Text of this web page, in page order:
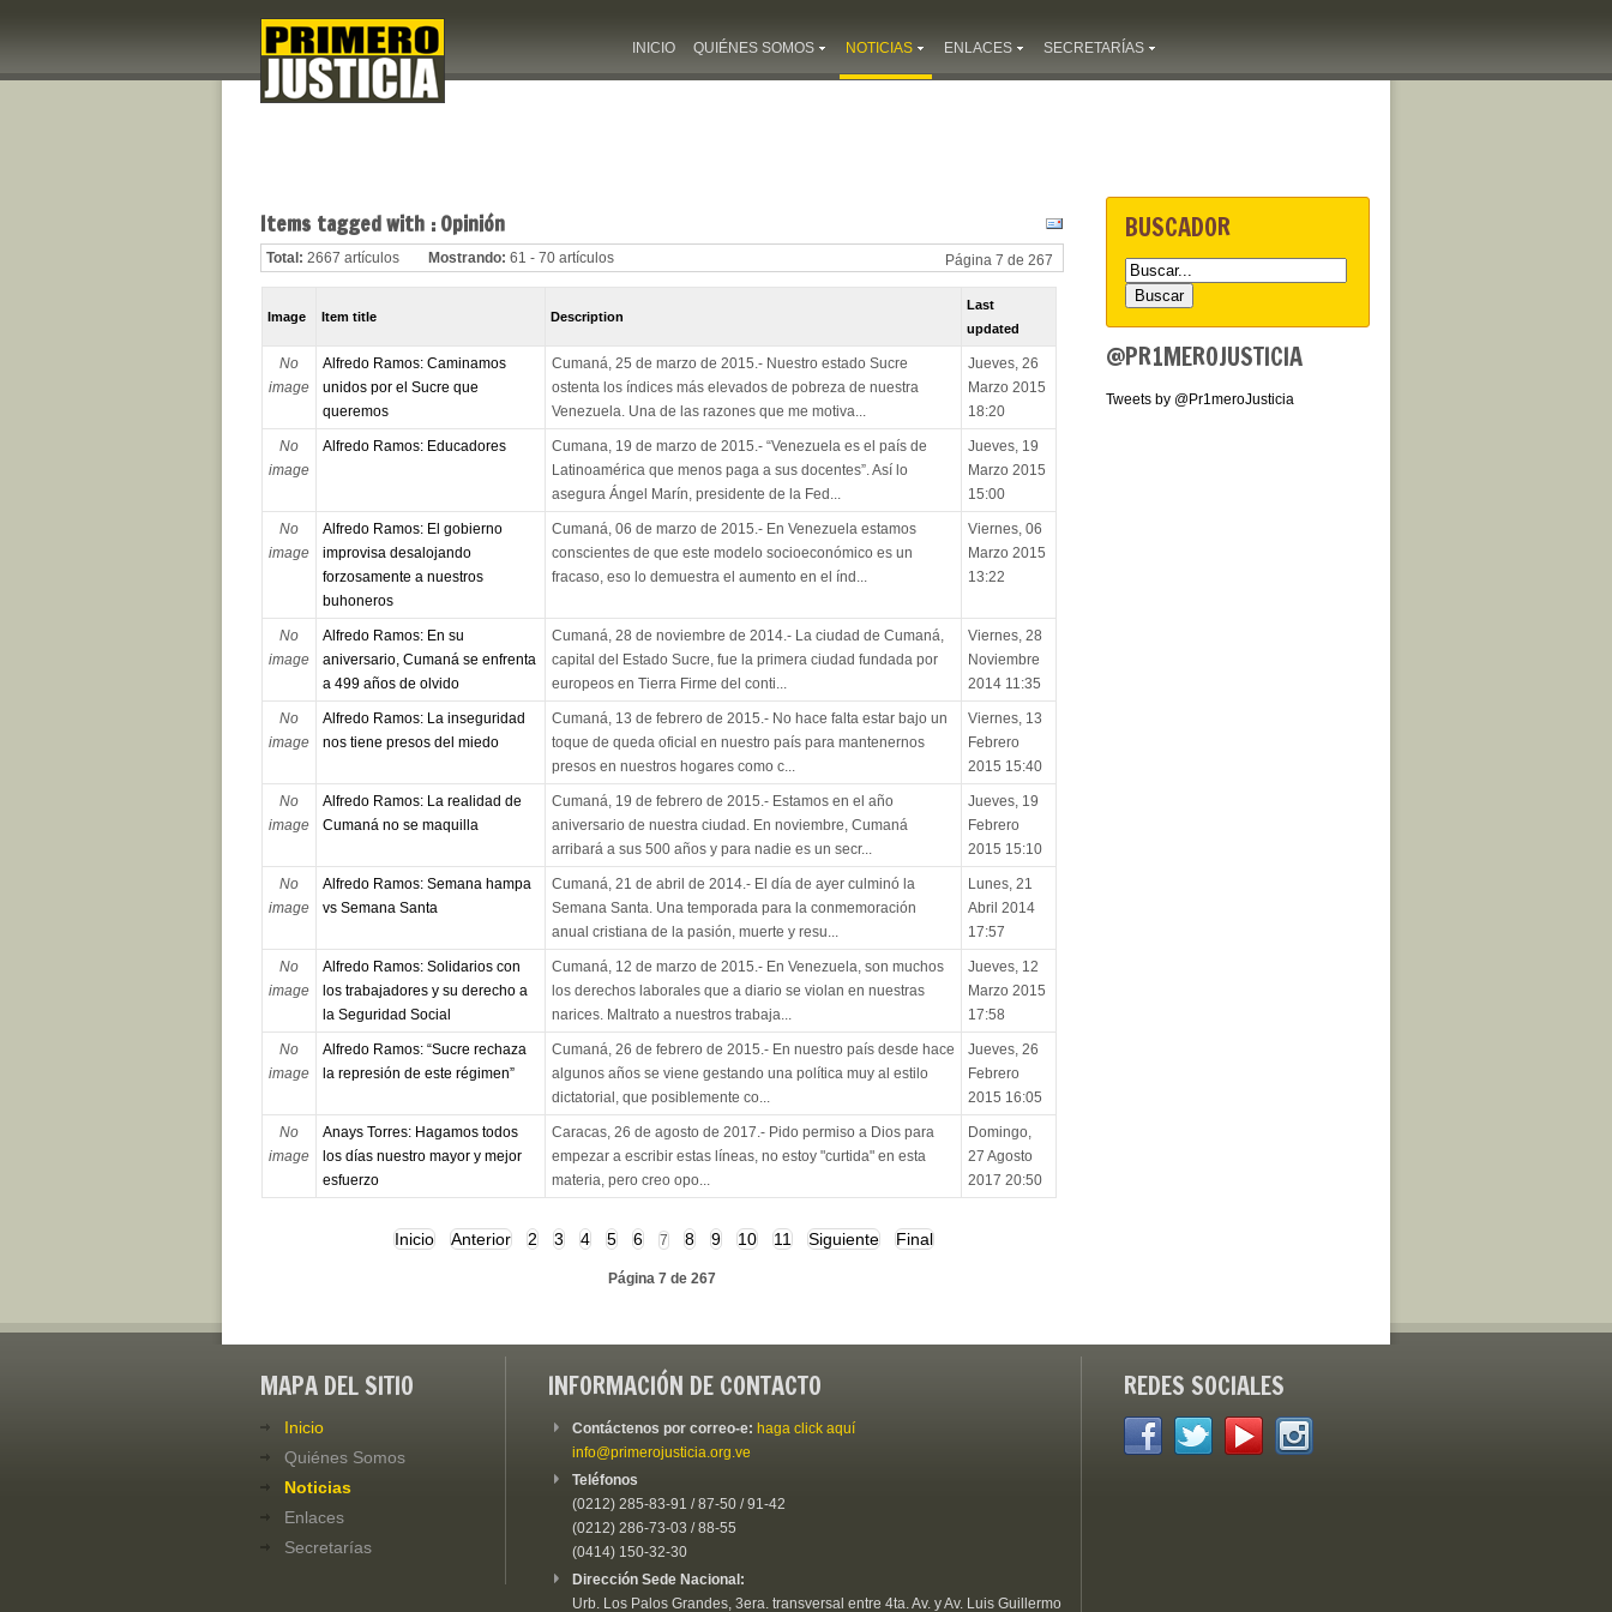
INICIO QUIÉNES SOMOS NOTICIAS ENLACES SECRETARÍAS
Items tagged with : Opinión
Total: 2667 artículos Mostrando: 61 - 70 artículos Página 7 de 267
Image Item title Description
Last
updated
No
image
Alfredo Ramos: Caminamos
unidos por el Sucre que
queremos
Cumaná, 25 de marzo de 2015.- Nuestro estado Sucre
ostenta los índices más elevados de pobreza de nuestra
Venezuela. Una de las razones que me motiva...
Jueves, 26
Marzo 2015
18:20
No
image
Alfredo Ramos: Educadores
Cumana, 19 de marzo de 2015.- “Venezuela es el país de
Latinoamérica que menos paga a sus docentes”. Así lo
asegura Ángel Marín, presidente de la Fed...
Jueves, 19
Marzo 2015
15:00
No
image
Alfredo Ramos: El gobierno
improvisa desalojando
forzosamente a nuestros
buhoneros
Cumaná, 06 de marzo de 2015.- En Venezuela estamos
conscientes de que este modelo socioeconómico es un
fracaso, eso lo demuestra el aumento en el índ...
Viernes, 06
Marzo 2015
13:22
No
image
Alfredo Ramos: En su
aniversario, Cumaná se enfrenta
a 499 años de olvido
Cumaná, 28 de noviembre de 2014.- La ciudad de Cumaná,
capital del Estado Sucre, fue la primera ciudad fundada por
europeos en Tierra Firme del conti...
Viernes, 28
Noviembre
2014 11:35
No
image
Alfredo Ramos: La inseguridad
nos tiene presos del miedo
Cumaná, 13 de febrero de 2015.- No hace falta estar bajo un
toque de queda oficial en nuestro país para mantenernos
presos en nuestros hogares como c...
Viernes, 13
Febrero
2015 15:40
No
image
Alfredo Ramos: La realidad de
Cumaná no se maquilla
Cumaná, 19 de febrero de 2015.- Estamos en el año
aniversario de nuestra ciudad. En noviembre, Cumaná
arribará a sus 500 años y para nadie es un secr...
Jueves, 19
Febrero
2015 15:10
No
image
Alfredo Ramos: Semana hampa
vs Semana Santa
Cumaná, 21 de abril de 2014.- El día de ayer culminó la
Semana Santa. Una temporada para la conmemoración
anual cristiana de la pasión, muerte y resu...
Lunes, 21
Abril 2014
17:57
No
image
Alfredo Ramos: Solidarios con
los trabajadores y su derecho a
la Seguridad Social
Cumaná, 12 de marzo de 2015.- En Venezuela, son muchos
los derechos laborales que a diario se violan en nuestras
narices. Maltrato a nuestros trabaja...
Jueves, 12
Marzo 2015
17:58
No
image
Alfredo Ramos: “Sucre rechaza
la represión de este régimen”
Cumaná, 26 de febrero de 2015.- En nuestro país desde hace
algunos años se viene gestando una política muy al estilo
dictatorial, que posiblemente co...
Jueves, 26
Febrero
2015 16:05
No
image
Anays Torres: Hagamos todos
los días nuestro mayor y mejor
esfuerzo
Caracas, 26 de agosto de 2017.- Pido permiso a Dios para
empezar a escribir estas líneas, no estoy "curtida" en esta
materia, pero creo opo...
Domingo,
27 Agosto
2017 20:50
Inicio Anterior 2 3 4 5 6 7 8 9 10 11 Siguiente Final
Página 7 de 267
BUSCADOR
@PR1MEROJUSTICIA
Tweets by @Pr1meroJusticia
MAPA DEL SITIO
Inicio
Quiénes Somos
Noticias
Enlaces
Secretarías
INFORMACIÓN DE CONTACTO
Contáctenos por correo-e: haga click aquí
info@primerojusticia.org.ve
Teléfonos
(0212) 285-83-91 / 87-50 / 91-42
(0212) 286-73-03 / 88-55
(0414) 150-32-30
Dirección Sede Nacional:
Urb. Los Palos Grandes, 3era. transversal entre 4ta. Av. y Av. Luis Guillermo
REDES SOCIALES